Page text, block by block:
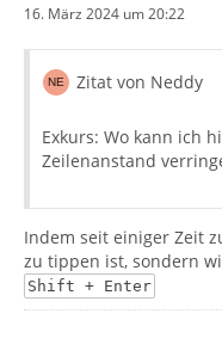
16. März 2024 um 20:22
Zitat von Neddy
Exkurs: Wo kann ich
Zeilenanstand
Indem seit einiger Zeit
zu tippen ist, sondern
Shift + Enter